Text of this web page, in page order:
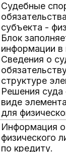
Судебные
субъекта -
Блок
информации в
Сведения о
структуре
Решения
виде
для
Информация о
физического
по кредиту.